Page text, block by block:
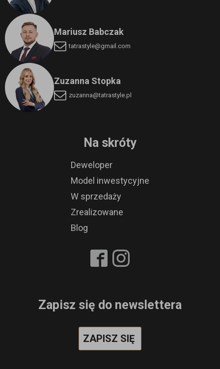
Mariusz Babczak
tatrastyle@gmail.com
Zuzanna Stopka
zuzanna@tatrastyle.pl
Na skróty
Deweloper
Model inwestycyjne
W sprzedaży
Zrealizowane
Blog
Zapisz się do newslettera
ZAPISZ SIĘ